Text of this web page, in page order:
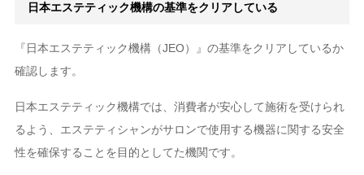
日本エステティック機構の基準をクリアしている
『日本エステティック機構（JEO）』の基準をクリアしているか
確認します。
日本エステティック機構では、消費者が安心して施術を受けられ
るよう、エステティシャンがサロンで使用する機器に関する安全
性を確保することを目的としてた機関です。